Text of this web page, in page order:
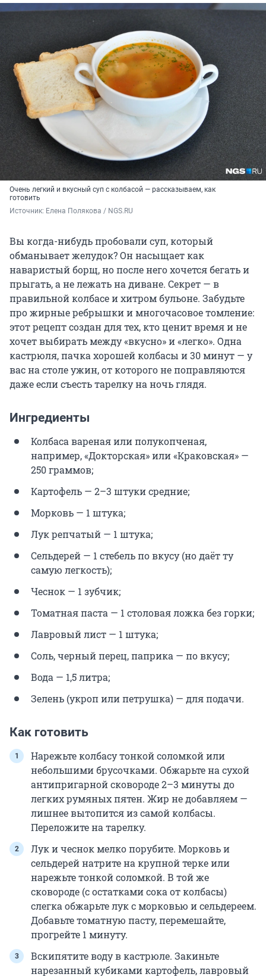
Очень легкий и вкусный суп с колбасой — рассказываем, как
готовить
Источник: Елена Полякова / NGS.RU
Вы когда-нибудь пробовали суп, который
обманывает желудок? Он насыщает как
наваристый борщ, но после него хочется бегать и
прыгать, а не лежать на диване. Секрет — в
правильной колбасе и хитром бульоне. Забудьте
про жирные ребрышки и многочасовое томление:
этот рецепт создан для тех, кто ценит время и не
хочет выбирать между «вкусно» и «легко». Одна
кастрюля, пачка хорошей колбасы и 30 минут — у
вас на столе ужин, от которого не поправляются
даже если съесть тарелку на ночь глядя.
Ингредиенты
Колбаса вареная или полукопченая,
например, «Докторская» или «Краковская» —
250 граммов;
Картофель — 2–3 штуки средние;
Морковь — 1 штука;
Лук репчатый — 1 штука;
Сельдерей — 1 стебель по вкусу (но даёт ту
самую легкость);
Чеснок — 1 зубчик;
Томатная паста — 1 столовая ложка без горки;
Лавровый лист — 1 штука;
Соль, черный перец, паприка — по вкусу;
Вода — 1,5 литра;
Зелень (укроп или петрушка) — для подачи.
Как готовить
Нарежьте колбасу тонкой соломкой или
небольшими брусочками. Обжарьте на сухой
антипригарной сковороде 2–3 минуты до
легких румяных пятен. Жир не добавляем —
лишнее вытопится из самой колбасы.
Переложите на тарелку.
Лук и чеснок мелко порубите. Морковь и
сельдерей натрите на крупной терке или
нарежьте тонкой соломкой. В той же
сковороде (с остатками сока от колбасы)
слегка обжарьте лук с морковью и сельдереем.
Добавьте томатную пасту, перемешайте,
прогрейте 1 минуту.
Вскипятите воду в кастрюле. Закиньте
нарезанный кубиками картофель, лавровый